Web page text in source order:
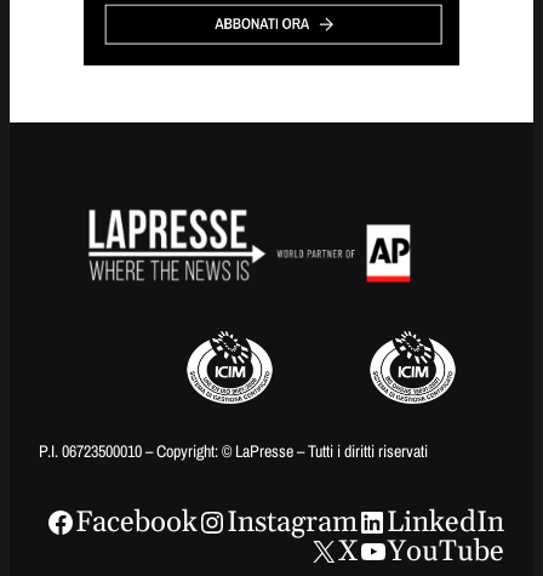
P.I. 06723500010 – Copyright: © LaPresse – Tutti i diritti riservati
Facebook Instagram
LinkedIn
X
YouTube